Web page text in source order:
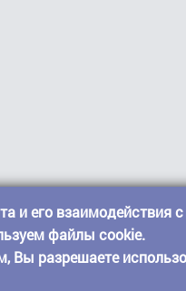
и его взаимодействия с
файлы cookie.
Вы разрешаете